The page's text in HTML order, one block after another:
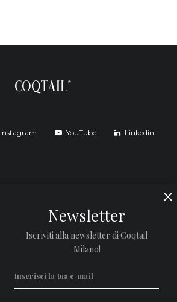
Instagram YouTube Linkedin
Newsletter
Iscriviti alla newsletter di Coqtail
Milano!